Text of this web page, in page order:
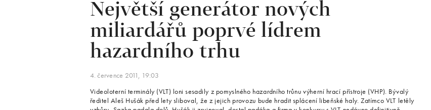
Největší generátor nových
miliardářů poprvé lídrem
hazardního trhu
4. července 2011, 19:03
Videoloterní terminály (VLT) loni sesadily z pomyslného hazardního trůnu výherní hrací přístroje (VHP). Bývalý
ředitel Aleš Hušák před lety sliboval, že z jejich provozu bude hradit splácení libeňské haly. Zatímco VLT letěly